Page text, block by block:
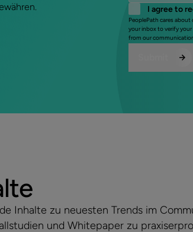
I agree to
PeoplePath cares
your inbox to verify
from our
Inhalte zu neuesten Trends im
und Whitepaper zu